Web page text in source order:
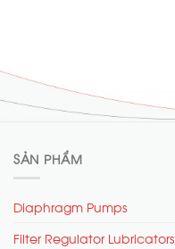
SẢN PHẨM
Diaphragm Pumps
Filter Regulator Lubricators